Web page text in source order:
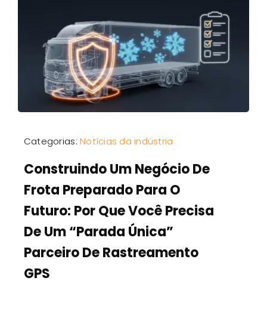
Categorias:Notícias da indústria
Construindo Um Negócio De
Frota Preparado Para O
Futuro: Por Que Você Precisa
De Um “Parada Única”
Parceiro De Rastreamento
GPS